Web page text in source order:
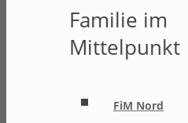
Familie im
Mittelpunkt
FiM Nord